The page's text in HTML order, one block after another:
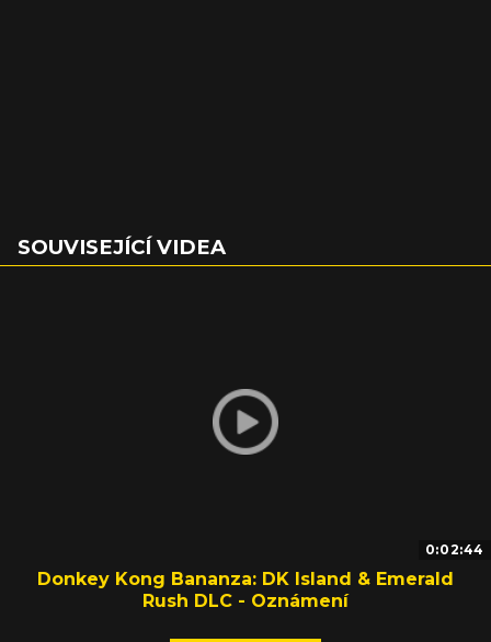
SOUVISEJÍCÍ VIDEA
0:02:44
Donkey Kong Bananza: DK Island & Emerald
Rush DLC - Oznámení